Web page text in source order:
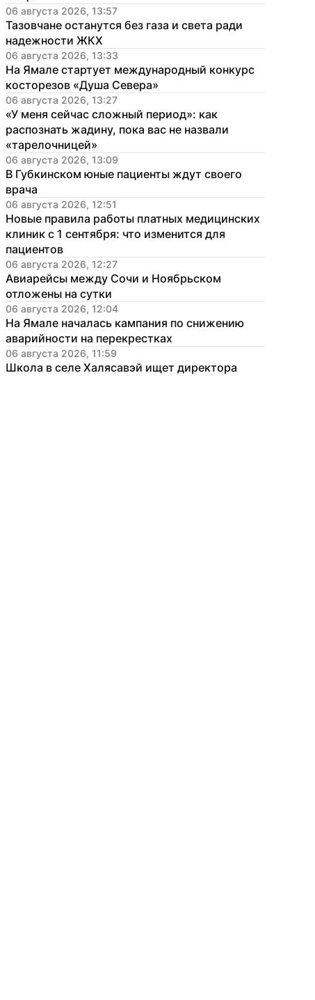
06 августа 2026, 13:57
Тазовчане останутся без газа и света ради
надежности ЖКХ
06 августа 2026, 13:33
На Ямале стартует международный конкурс
косторезов «Душа Севера»
06 августа 2026, 13:27
«У меня сейчас сложный период»: как
распознать жадину, пока вас не назвали
«тарелочницей»
06 августа 2026, 13:09
В Губкинском юные пациенты ждут своего
врача
06 августа 2026, 12:51
Новые правила работы платных медицинских
клиник с 1 сентября: что изменится для
пациентов
06 августа 2026, 12:27
Авиарейсы между Сочи и Ноябрьском
отложены на сутки
06 августа 2026, 12:04
На Ямале началась кампания по снижению
аварийности на перекрестках
06 августа 2026, 11:59
Школа в селе Халясавэй ищет директора